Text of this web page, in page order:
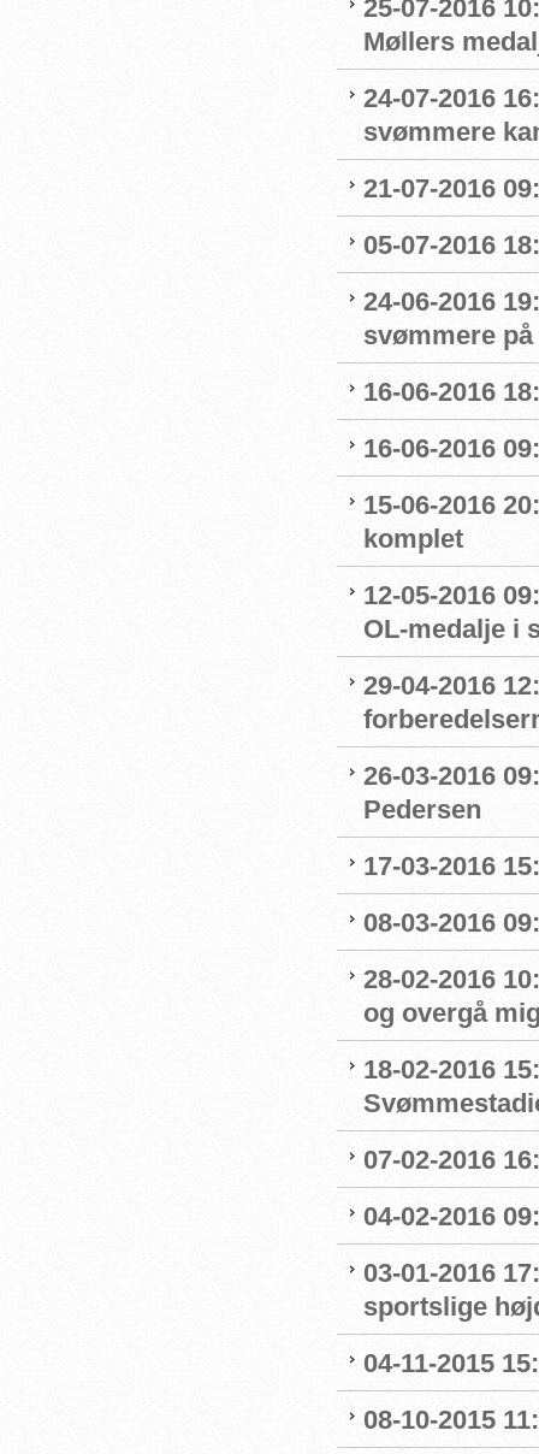
25-07-2016
Møllers
24-07-2016
svømmere
21-07-2016
05-07-2016
24-06-2016
svømmere
16-06-2016
16-06-2016
15-06-2016
komplet
12-05-2016
OL-medalje i
29-04-2016
26-03-2016
Pedersen
17-03-2016
08-03-2016
28-02-2016
og overgå
18-02-2016
07-02-2016
04-02-2016
03-01-2016
sportslige
04-11-2015
08-10-2015